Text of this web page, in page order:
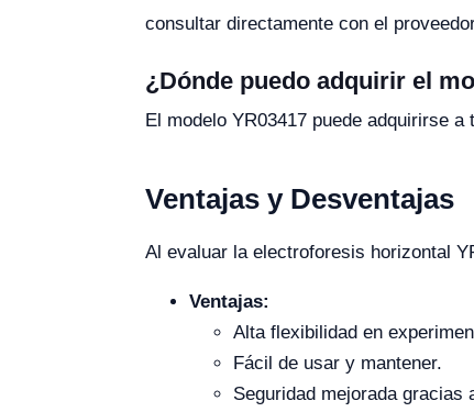
consultar directamente con el
¿Dónde puedo adquirir el
El modelo YR03417 puede adquirirse
Ventajas y Desventajas
Al evaluar la electroforesis horizontal
Ventajas:
Alta flexibilidad en
Fácil de usar y mantener.
Seguridad mejorada gracias